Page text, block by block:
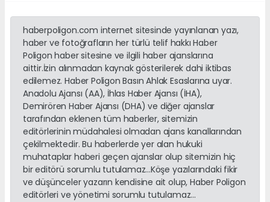
haberpoligon.com internet sitesinde yayınlanan yazı,
haber ve fotoğrafların her türlü telif hakkı Haber
Poligon haber sitesine ve ilgili haber ajanslarına
aittir.İzin alınmadan kaynak gösterilerek dahi iktibas
edilemez. Haber Poligon Basın Ahlak Esaslarına uyar.
Anadolu Ajansı (AA), İhlas Haber Ajansı (İHA),
Demirören Haber Ajansı (DHA) ve diğer ajanslar
tarafından eklenen tüm haberler, sitemizin
editörlerinin müdahalesi olmadan ajans kanallarından
çekilmektedir. Bu haberlerde yer alan hukuki
muhataplar haberi geçen ajanslar olup sitemizin hiç
bir editörü sorumlu tutulamaz...Köşe yazılarındaki fikir
ve düşünceler yazarın kendisine ait olup, Haber Poligon
editörleri ve yönetimi sorumlu tutulamaz...